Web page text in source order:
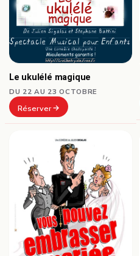
Le ukulélé magique
DU 22 AU 23 OCTOBRE
Réserver